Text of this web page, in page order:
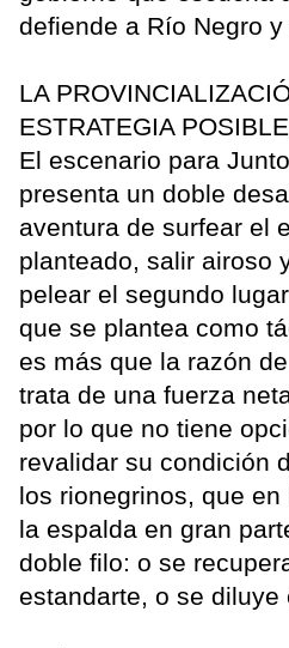
defiende a Río Negro y
LA
ESTRATEGIA POSIBLE
El escenario para
presenta un doble
aventura de surfear el
planteado, salir airoso
pelear el segundo
que se plantea como
es más que la razón
trata de una fuerza
por lo que no tiene
revalidar su condición
los rionegrinos, que en
la espalda en gran
doble filo: o se
estandarte, o se diluye